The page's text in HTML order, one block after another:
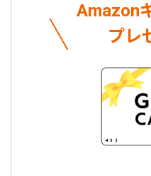
Amazon
プレ